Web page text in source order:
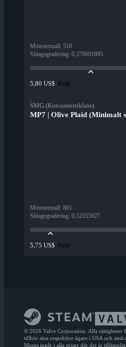
Mönstermall: 518
Slitagegradering: 0,370691895
5,80 US$ Köp
SMG (Konsumentklass)
MP7 | Olive Plaid (Minimalt
Mönstermall: 861
Slitagegradering: 0,12555027
5,75 US$ Köp
© 2026 Valve Corporation. Alla rättigheter
tillhör sina respektive ägare i USA och
Moms ingår i alla priser där det är